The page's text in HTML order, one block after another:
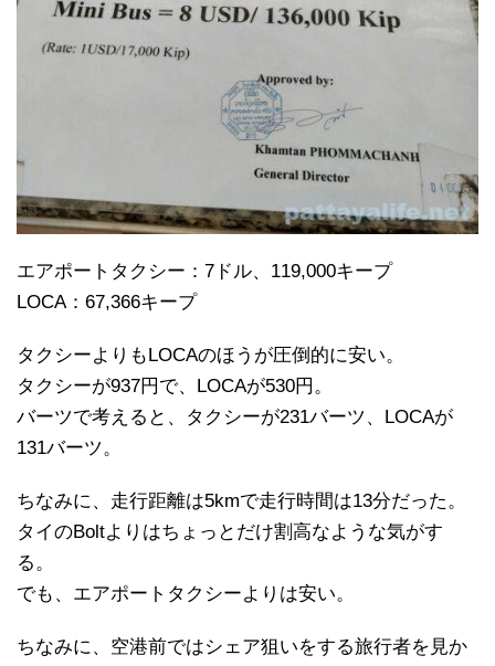
エアポートタクシー：7ドル、119,000キープ
LOCA：67,366キープ
タクシーよりもLOCAのほうが圧倒的に安い。
タクシーが937円で、LOCAが530円。
バーツで考えると、タクシーが231バーツ、LOCAが
131バーツ。
ちなみに、走行距離は5kmで走行時間は13分だった。
タイのBoltよりはちょっとだけ割高なような気がす
る。
でも、エアポートタクシーよりは安い。
ちなみに、空港前ではシェア狙いをする旅行者を見か